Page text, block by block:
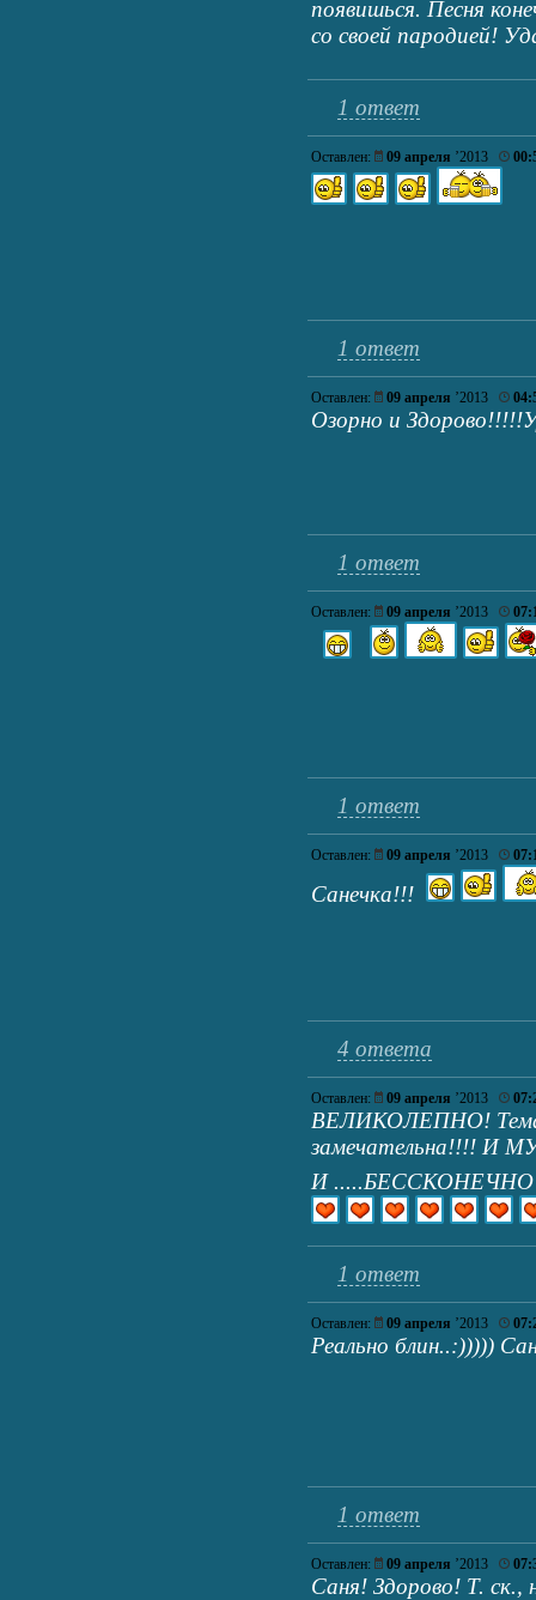
появишься. Песня
со своей пародией!
1 ответ
Оставлен: 09 апреля ’2013
1 ответ
Оставлен: 09 апреля ’2013
Озорно и
1 ответ
Оставлен: 09 апреля ’2013
1 ответ
Оставлен: 09 апреля ’2013
Санечка!!!
4 ответа
Оставлен: 09 апреля ’2013
ВЕЛИКОЛЕПНО! Тема,
замечательна!!!!
И
1 ответ
Оставлен: 09 апреля ’2013
Реально блин..:)))))
1 ответ
Оставлен: 09 апреля ’2013
Саня! Здорово! Т. ск.,